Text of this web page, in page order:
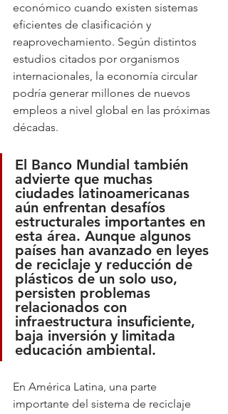
económico cuando existen sistemas
eficientes de clasificación y
reaprovechamiento. Según distintos
estudios citados por organismos
internacionales, la economía circular
podría generar millones de nuevos
empleos a nivel global en las próximas
décadas.
El Banco Mundial también
advierte que muchas
ciudades latinoamericanas
aún enfrentan desafíos
estructurales importantes en
esta área. Aunque algunos
países han avanzado en leyes
de reciclaje y reducción de
plásticos de un solo uso,
persisten problemas
relacionados con
infraestructura insuficiente,
baja inversión y limitada
educación ambiental.
En América Latina, una parte
importante del sistema de reciclaje